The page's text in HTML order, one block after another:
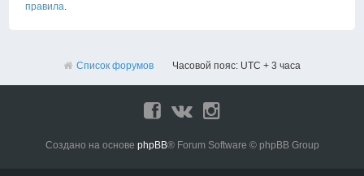
правила.
Список форумов Часовой пояс: UTC + 3 часа
Создано на основе phpBB® Forum Software © phpBB Group